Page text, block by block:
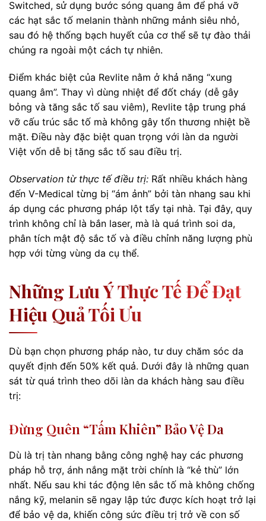
Switched, sử dụng bước sóng quang âm để phá vỡ
các hạt sắc tố melanin thành những mảnh siêu nhỏ,
sau đó hệ thống bạch huyết của cơ thể sẽ tự đào thải
chúng ra ngoài một cách tự nhiên.
Điểm khác biệt của Revlite nằm ở khả năng “xung
quang âm”. Thay vì dùng nhiệt để đốt cháy (dễ gây
bỏng và tăng sắc tố sau viêm), Revlite tập trung phá
vỡ cấu trúc sắc tố mà không gây tổn thương nhiệt bề
mặt. Điều này đặc biệt quan trọng với làn da người
Việt vốn dễ bị tăng sắc tố sau điều trị.
Observation từ thực tế điều trị: Rất nhiều khách hàng
đến V-Medical từng bị “ám ảnh” bởi tàn nhang sau khi
áp dụng các phương pháp lột tẩy tại nhà. Tại đây, quy
trình không chỉ là bắn laser, mà là quá trình soi da,
phân tích mật độ sắc tố và điều chỉnh năng lượng phù
hợp với từng vùng da cụ thể.
Những Lưu Ý Thực Tế Để Đạt
Hiệu Quả Tối Ưu
Dù bạn chọn phương pháp nào, tư duy chăm sóc da
quyết định đến 50% kết quả. Dưới đây là những quan
sát từ quá trình theo dõi làn da khách hàng sau điều
trị:
Đừng Quên “tấm Khiên” Bảo Vệ Da
Dù là trị tàn nhang bằng công nghệ hay các phương
pháp hỗ trợ, ánh nắng mặt trời chính là “kẻ thù” lớn
nhất. Nếu sau khi tác động lên sắc tố mà không chống
nắng kỹ, melanin sẽ ngay lập tức được kích hoạt trở lại
để bảo vệ da, khiến công sức điều trị trở về con số